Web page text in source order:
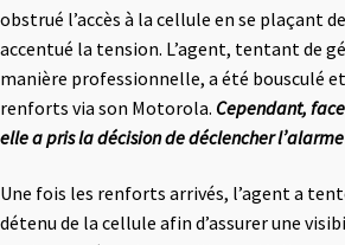
obstrué l’accès à la cellule en se plaçant
accentué la tension. L’agent, tentant de
manière professionnelle, a été bousculé
renforts via son Motorola. Cependant,
elle a pris la décision de déclencher
Une fois les renforts arrivés, l’agent a
détenu de la cellule afin d’assurer une